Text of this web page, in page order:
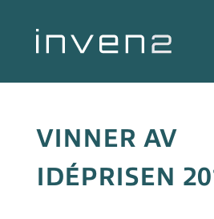
VINNER AV
IDÉPRISEN